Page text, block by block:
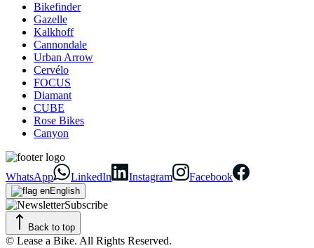
Bikefinder
Gazelle
Kalkhoff
Cannondale
Urban Arrow
Cervélo
FOCUS
Diamant
CUBE
Rose Bikes
Canyon
WhatsApp LinkedIn Instagram Facebook
English
Subscribe
Back to top
© Lease a Bike. All Rights Reserved.